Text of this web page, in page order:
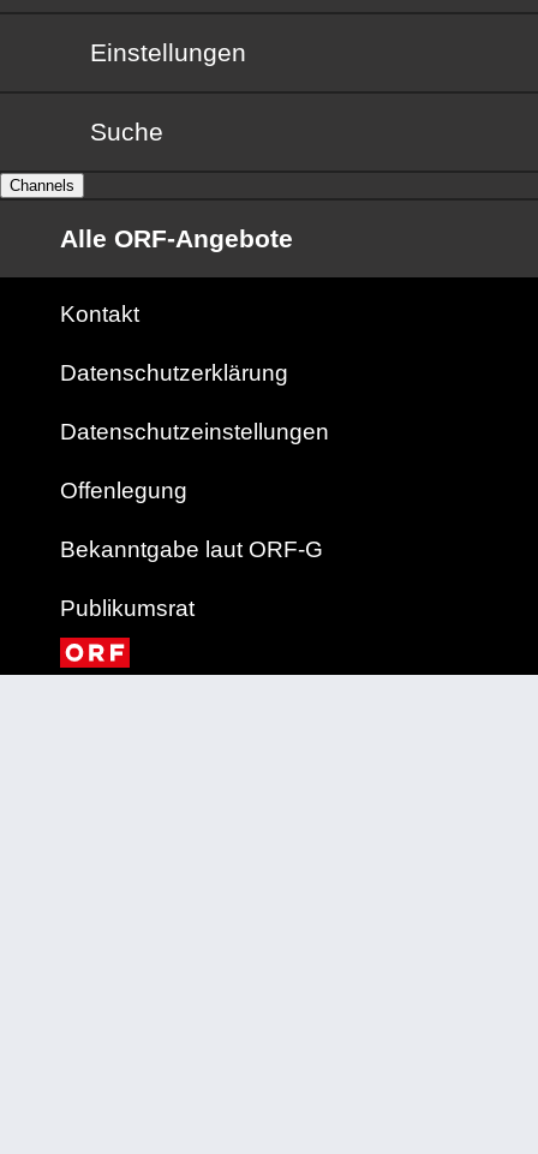
Einstellungen
Suche
Channels
Alle ORF-Angebote
Kontakt
Datenschutzerklärung
Datenschutzeinstellungen
Offenlegung
Bekanntgabe laut ORF-G
Publikumsrat